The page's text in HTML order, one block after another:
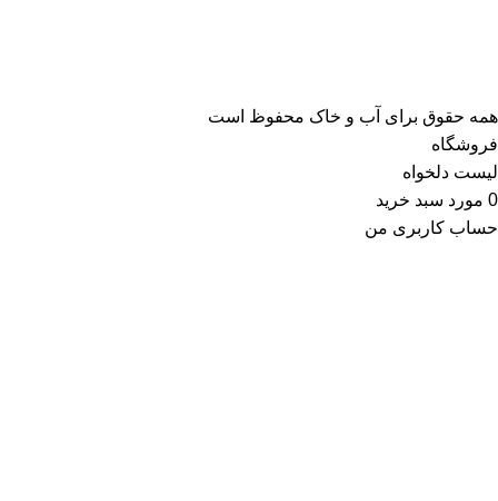
همه حقوق برای آب و خاک محفوظ است
فروشگاه
لیست دلخواه
0 مورد سبد خرید
حساب کاربری من